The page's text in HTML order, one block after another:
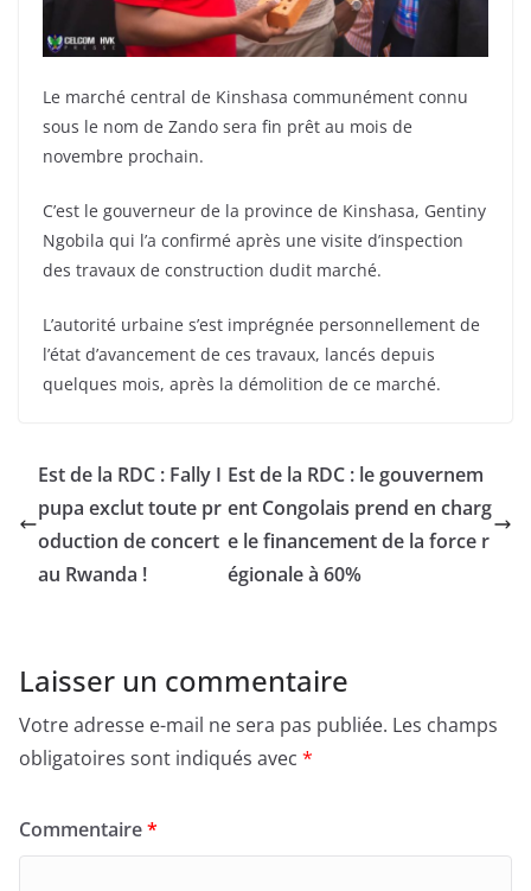
Le marché central de Kinshasa communément connu
sous le nom de Zando sera fin prêt au mois de
novembre prochain.
C’est le gouverneur de la province de Kinshasa, Gentiny
Ngobila qui l’a confirmé après une visite d’inspection
des travaux de construction dudit marché.
L’autorité urbaine s’est imprégnée personnellement de
l’état d’avancement de ces travaux, lancés depuis
quelques mois, après la démolition de ce marché.
Est de la RDC : Fally I
pupa exclut toute pr
oduction de concert
au Rwanda !
Est de la RDC : le gouvernem
ent Congolais prend en charg
e le financement de la force r
égionale à 60%
Laisser un commentaire
Votre adresse e-mail ne sera pas publiée. Les champs
obligatoires sont indiqués avec *
Commentaire*